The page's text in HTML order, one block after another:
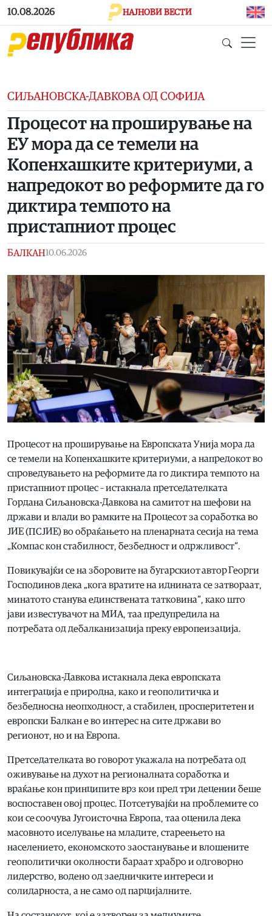
Skip to main content
10.08.2026 НАЈНОВИ ВЕСТИ
СИЉАНОВСКА-ДАВКОВА ОД СОФИЈА
Процесот на проширување на
ЕУ мора да се темели на
Копенхашките критериуми, а
напредокот во реформите да го
диктира темпото на
пристапниот процес
БАЛКАН10.06.2026
Процесот на проширување на Европската Унија мора да
се темели на Копенхашките критериуми, а напредокот во
спроведувањето на реформите да го диктира темпото на
пристапниот процес – истакнала претседателката
Гордана Сиљановска-Давкова на самитот на шефови на
држави и влади во рамките на Процесот за соработка во
ЈИЕ (ПСЈИЕ) во обраќањето на пленарната сесија на тема
„Компас кон стабилност, безбедност и одржливост“.
Повикувајќи се на зборовите на бугарскиот автор Георги
Господинов дека „кога вратите на иднината се затвораат,
минатото станува единствената татковина“, како што
јави известувачот на МИА, таа предупредила на
потребата од дебалканизација преку европеизација.
Сиљановска-Давкова истакнала дека европската
интеграција е природна, како и геополитичка и
безбедносна неопходност, а стабилен, просперитетен и
европски Балкан е во интерес на сите држави во
регионот, но и на Европа.
Претседателката во говорот укажала на потребата од
оживување на духот на регионалната соработка и
враќање кон принципите врз кои пред три децении беше
воспоставен овој процес. Потсетувајќи на проблемите со
кои се соочува Југоисточна Европа, таа оценила дека
масовното иселување на младите, стареењето на
населението, економското заостанување и влошените
геополитички околности бараат храбро и одговорно
лидерство, водено од заедничките интереси и
солидарноста, а не само од парцијалните.